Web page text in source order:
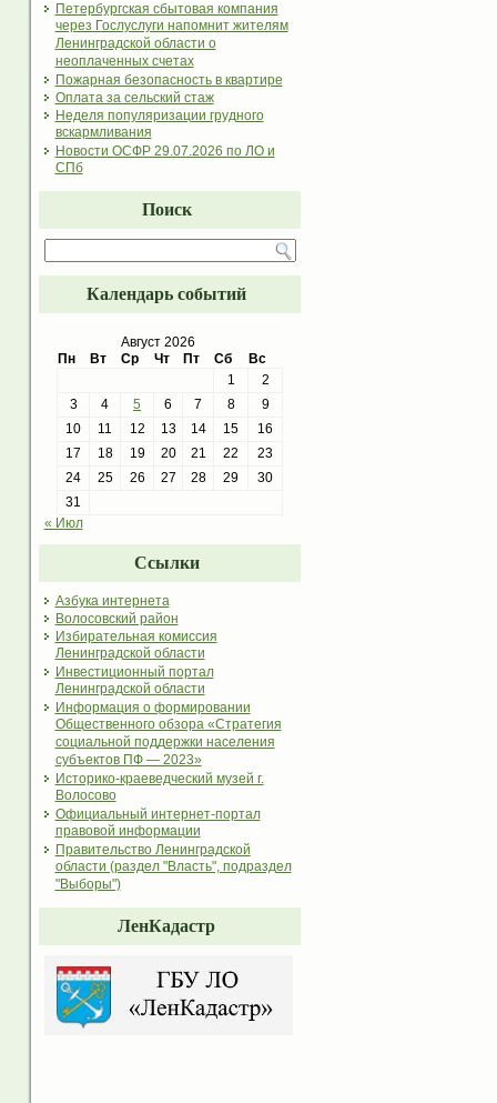
Петербургская сбытовая компания
через Гослуслуги напомнит жителям
Ленинградской области о
неоплаченных счетах
Пожарная безопасность в квартире
Оплата за сельский стаж
Неделя популяризации грудного
вскармливания
Новости ОСФР 29.07.2026 по ЛО и
СПб
Поиск
Календарь событий
Август 2026
Пн
Вт Ср Чт Пт Сб
Вс
1
2
3
4 5 6 7 8
9
10
11 12 13 14 15
16
17
18 19 20 21 22
23
24
25 26 27 28 29
30
31
« Июл
Ссылки
Азбука интернета
Волосовский район
Избирательная комиссия
Ленинградской области
Инвестиционный портал
Ленинградской области
Информация о формировании
Общественного обзора «Стратегия
социальной поддержки населения
субъектов ПФ — 2023»
Историко-краеведческий музей г.
Волосово
Официальный интернет-портал
правовой информации
Правительство Ленинградской
области (раздел "Власть", подраздел
"Выборы")
ЛенКадастр